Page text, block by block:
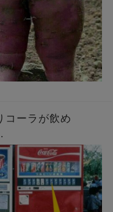
コーラが飲め